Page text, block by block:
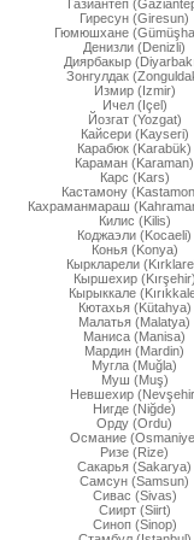
Газиантеп
Гиресун (Giresun)
Гюмюшхане
Денизли (Denizli)
Диярбакыр
Зонгулдак
Измир (Izmir)
Ичел (Içel)
Йозгат (Yozgat)
Кайсери (Kayseri)
Карабюк (Karabük)
Караман (Karaman)
Карс (Kars)
Кастамону
Кахраманмараш
Килис (Kilis)
Коджаэли (Kocaeli)
Конья (Konya)
Кыркларели
Кыршехир (Kırşehir)
Кырыккале
Кютахья (Kütahya)
Малатья (Malatya)
Маниса (Manisa)
Мардин (Mardin)
Мугла (Muğla)
Муш (Muş)
Невшехир
Нигде (Niğde)
Орду (Ordu)
Османие
Ризе (Rize)
Сакарья (Sakarya)
Самсун (Samsun)
Сивас (Sivas)
Сиирт (Siirt)
Синоп (Sinop)